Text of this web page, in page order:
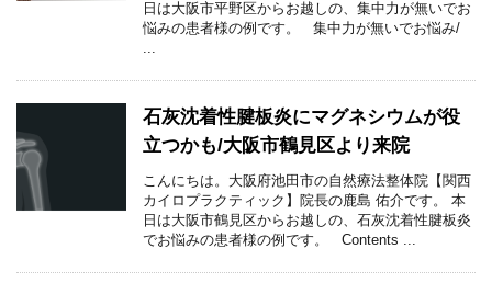
日は大阪市平野区からお越しの、集中力が無いでお
悩みの患者様の例です。 集中力が無いでお悩み/
...
石灰沈着性腱板炎にマグネシウムが役
立つかも/大阪市鶴見区より来院
こんにちは。大阪府池田市の自然療法整体院【関西
カイロプラクティック】院長の鹿島 佑介です。 本
日は大阪市鶴見区からお越しの、石灰沈着性腱板炎
でお悩みの患者様の例です。 Contents ...